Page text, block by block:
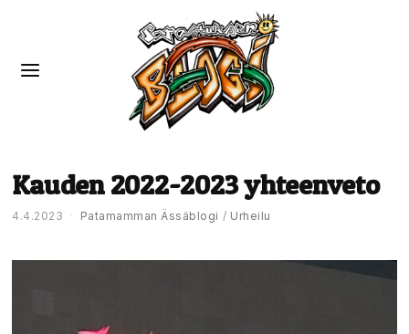
Kauden 2022-2023 yhteenveto
4.4.2023 Patamamman Ässäblogi / Urheilu